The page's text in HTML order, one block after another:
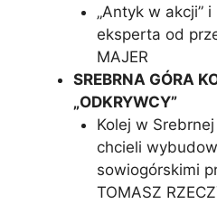
„Antyk w akcji”
eksperta od
MAJER
SREBRNA GÓRA
„ODKRYWCY”
Kolej w
chcieli
sowiogórskimi
TOMASZ